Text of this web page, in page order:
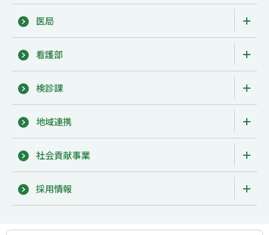
医局
看護部
検診課
地域連携
社会貢献事業
採用情報